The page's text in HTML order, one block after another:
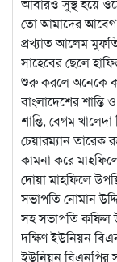
তো আমাদের আবেগ,
প্রখ্যাত আলেম
সাহেবের ছেলে
শুরু করলে অনেকে
বাংলাদেশের শান্তি
শান্তি, বেগম
চেয়ারম্যান তারেক
কামনা করে
দোয়া মাহফিলে
সভাপতি নোমান
সহ সভাপতি কফিল
দক্ষিণ ইউনিয়ন
ইউনিয়ন বিএনপির